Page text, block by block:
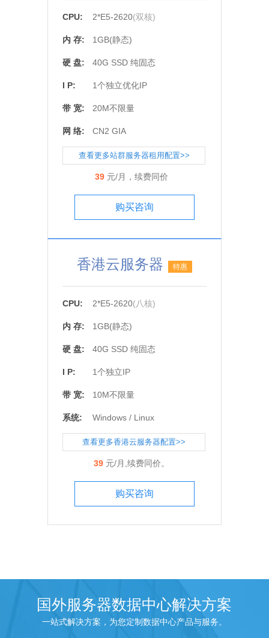
CPU: 2*E5-2620(双核)
内 存: 1GB(静态)
硬 盘: 40G SSD 纯固态
I P: 1个独立优化IP
带 宽: 20M不限量
网 络: CN2 GIA
查看更多站群服务器租用配置>>
39元/月，续费同价
购买咨询
香港云服务器 特惠
CPU: 2*E5-2620(八核)
内 存: 1GB(静态)
硬 盘: 40G SSD 纯固态
I P: 1个独立IP
带 宽: 10M不限量
系统: Windows / Linux
查看更多香港云服务器配置>>
39元/月,续费同价。
购买咨询
国外服务器数据中心解决方案
一站式解决方案，为您定制数据中心产品与服务。